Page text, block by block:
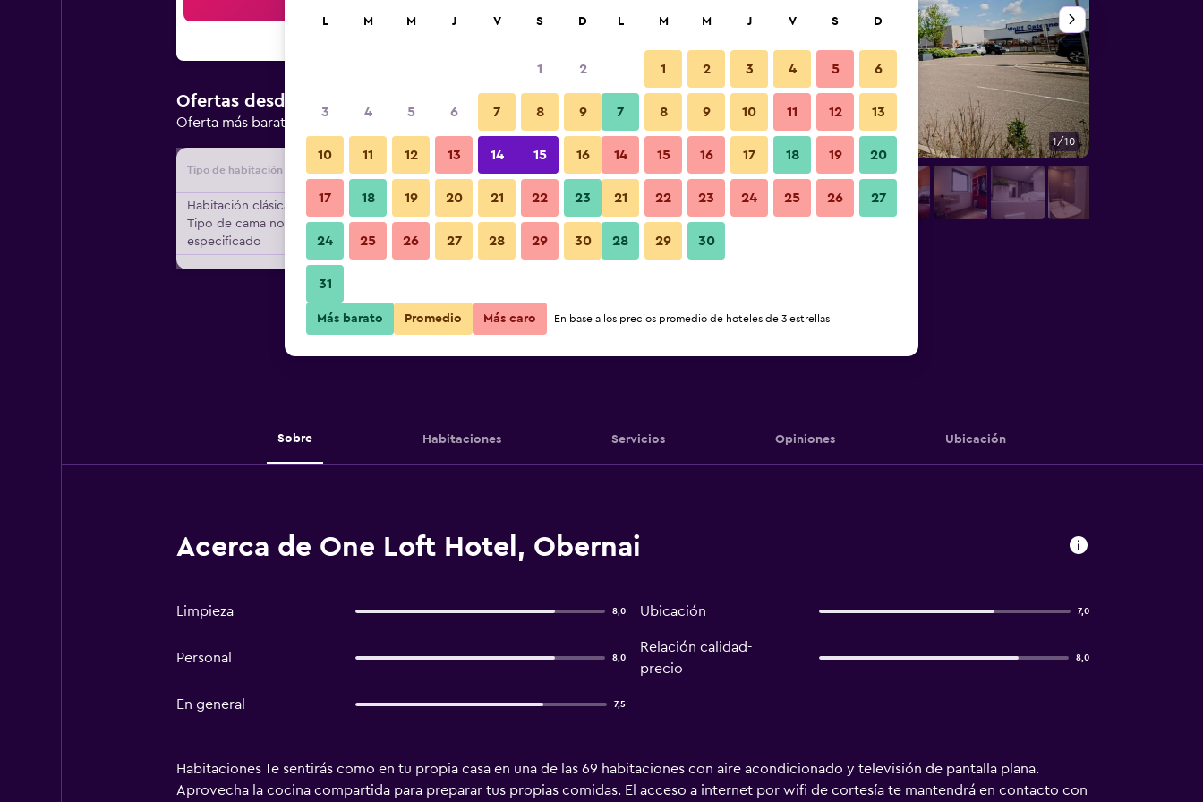
Ofertas desde
Oferta más barata de precio por noche
Tipo de habitación Proveedor Total noche
Habitación clásica,
Tipo de cama no
especificado
$335.501 Ver oferta
Edificio 1/10
Fotos
Sobre Habitaciones Servicios Opiniones Ubicación
Acerca de One Loft Hotel, Obernai
Limpieza 8,0 Ubicación 7,0
Personal 8,0
Relación calidad-
precio
8,0
En general 7,5
Habitaciones Te sentirás como en tu propia casa en una de las 69 habitaciones con aire acondicionado y televisión de pantalla plana.
Aprovecha la cocina compartida para preparar tus propias comidas. El acceso a internet por wifi de cortesía te mantendrá en contacto con
L M M J V S D
1 2
3 4 5 6 7 8 9
10 11 12 13 14 15 16
17 18 19 20 21 22 23
24 25 26 27 28 29 30
31
L M M J V S D
1 2 3 4 5 6
7 8 9 10 11 12 13
14 15 16 17 18 19 20
21 22 23 24 25 26 27
28 29 30
Más barato Promedio Más caro En base a los precios promedio de hoteles de 3 estrellas